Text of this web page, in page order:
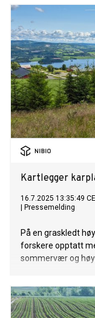
Kartlegger
16.7.2025 13:35:49
Pressemelding
På en graskledt
forskere opptatt
sommervær og